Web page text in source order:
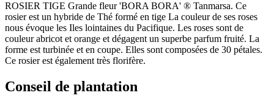
ROSIER TIGE Grande fleur 'BORA BORA' ® Tanmarsa. Ce
rosier est un hybride de Thé formé en tige La couleur de ses roses
nous évoque les Iles lointaines du Pacifique. Les roses sont de
couleur abricot et orange et dégagent un superbe parfum fruité. La
forme est turbinée et en coupe. Elles sont composées de 30 pétales.
Ce rosier est également très florifère.
Conseil de plantation